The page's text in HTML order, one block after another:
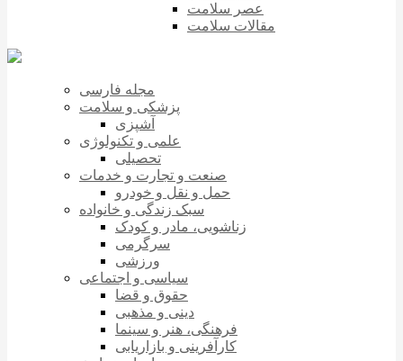
عصر سلامت
مقالات سلامت
مجله فارسی
پزشکی و سلامت
آشپزی
علمی و تکنولوژی
تحصیلی
صنعت و تجارت و خدمات
حمل و نقل و خودرو
سبک زندگی و خانواده
زناشویی، مادر و کودک
سرگرمی
ورزشی
سیاسی و اجتماعی
حقوق و قضا
دینی و مذهبی
فرهنگی، هنر و سینما
کارآفرینی و بازاریابی